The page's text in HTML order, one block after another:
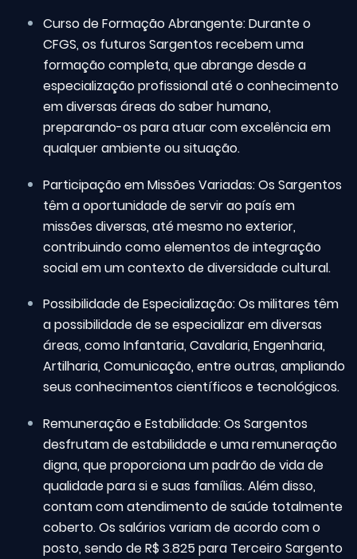
Curso de Formação Abrangente: Durante o
CFGS, os futuros Sargentos recebem uma
formação completa, que abrange desde a
especialização profissional até o conhecimento
em diversas áreas do saber humano,
preparando-os para atuar com excelência em
qualquer ambiente ou situação.
Participação em Missões Variadas: Os Sargentos
têm a oportunidade de servir ao país em
missões diversas, até mesmo no exterior,
contribuindo como elementos de integração
social em um contexto de diversidade cultural.
Possibilidade de Especialização: Os militares têm
a possibilidade de se especializar em diversas
áreas, como Infantaria, Cavalaria, Engenharia,
Artilharia, Comunicação, entre outras, ampliando
seus conhecimentos científicos e tecnológicos.
Remuneração e Estabilidade: Os Sargentos
desfrutam de estabilidade e uma remuneração
digna, que proporciona um padrão de vida de
qualidade para si e suas famílias. Além disso,
contam com atendimento de saúde totalmente
coberto. Os salários variam de acordo com o
posto, sendo de R$ 3.825 para Terceiro Sargento